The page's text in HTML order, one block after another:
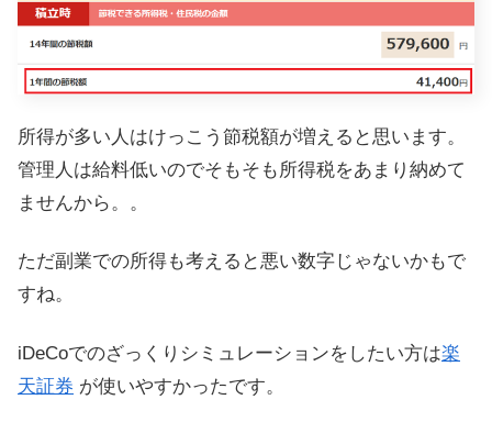
所得が多い人はけっこう節税額が増えると思います。
管理人は給料低いのでそもそも所得税をあまり納めて
ませんから。。
ただ副業での所得も考えると悪い数字じゃないかもで
すね。
iDeCoでのざっくりシミュレーションをしたい方は楽
天証券 が使いやすかったです。